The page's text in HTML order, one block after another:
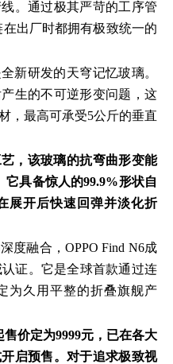
。通过极其严苛的工序管
出厂时都拥有极致统一的
新研发的天穹记忆玻璃。
生的不可逆形变问题，这
，最高可承受5公斤的垂直
，该玻璃的抗弯曲形变能
它具备惊人的99.9%形状自
展开后快速回弹并淡化折
度融合，OPPO Find N6成
证。它是全球首款通过连
为久用平整的折叠旗舰产
售价定为9999元，已在各大
启预售。对于追求极致视